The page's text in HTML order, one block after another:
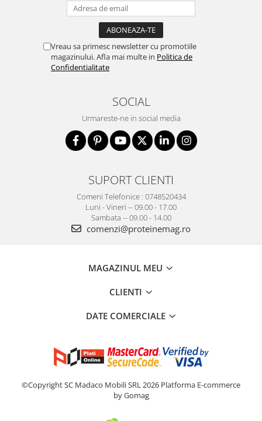
Vreau sa primesc newsletter cu promotiile
magazinului. Afla mai multe in Politica de
Confidentialitate
SOCIAL
Urmareste-ne in social media
SUPORT CLIENTI
Comeni Telefonice : 0748520434
Luni - Vineri -- 09.00 - 17.00
Sambata -- 09.00 - 14.00
comenzi@proteinemag.ro
MAGAZINUL MEU
CLIENTI
DATE COMERCIALE
©Copyright SC Madaco Mobili SRL 2026 Platforma E-commerce
by Gomag